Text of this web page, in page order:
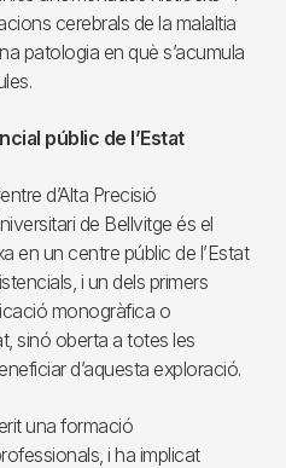
cerebrals de la malaltia
patologia en què s’acumula
públic de l’Estat
d’Alta Precisió
de Bellvitge és el
en un centre públic de l’Estat
i un dels primers
monogràfica o
sinó oberta a totes les
d’aquesta exploració.
una formació
i ha implicat